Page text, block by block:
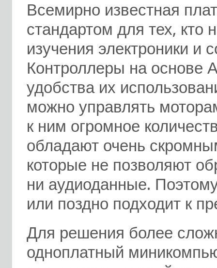
Всемирно известная
стандартом для тех, кто
изучения электроники и
Контроллеры на основе
удобства их
можно управлять
к ним огромное
обладают очень
которые не позволяют
ни аудиоданные.
или поздно подходит к
Для решения более
одноплатный